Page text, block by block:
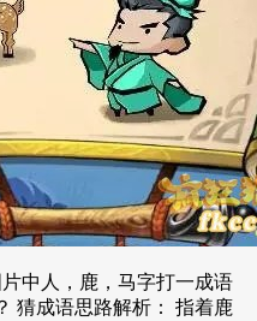
中人，鹿，马字打一成语
猜成语思路解析： 指着鹿